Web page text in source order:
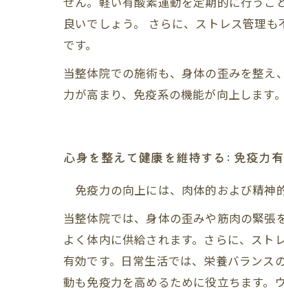
良いでしょう。 さらに、ストレス管理
です。
当整体院での施術も、身体の歪みを整
力が高まり、免疫系の機能が向上します。
心身を整えて健康を維持する: 免疫力
免疫力の向上には、肉体的および精神
当整体院では、身体の歪みや筋肉の緊
よく体内に供給されます。さらに、ス
有効です。日常生活では、栄養バランス
動も免疫力を高めるために役立ちます。